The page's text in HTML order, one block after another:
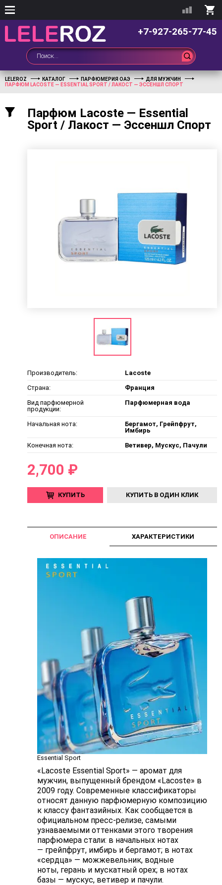
+7-927-265-77-45
LELEROZ КАТАЛОГ ПАРФЮМЕРИЯ ОАЭ
ДЛЯ МУЖЧИН
ПАРФЮМ LACOSTE — ESSENTIAL SPORT / ЛАКОСТ — ЭССЕНШЛ СПОРТ
Парфюм Lacoste — Essential
Sport / Лакост — Эссеншл Спорт
Производитель:
Lacoste
Страна:
Франция
Вид парфюмерной
продукции:
Парфюмерная вода
Начальная нота:
Бергамот, Грейпфрут,
Имбирь
Конечная нота:
Ветивер, Мускус, Пачули
2,700 ₽
КУПИТЬ КУПИТЬ В ОДИН КЛИК
ОПИСАНИЕ ХАРАКТЕРИСТИКИ
Essential Sport
«Lacoste Essential Sport» — аромат для
мужчин, выпущенный брендом «Lacoste» в
2009 году. Современные классификаторы
относят данную парфюмерную композицию
к классу фантазийных. Как сообщается в
официальном пресс-релизе, самыми
узнаваемыми оттенками этого творения
парфюмера стали: в начальных нотах
— грейпфрут, имбирь и бергамот; в нотах
«сердца» — можжевельник, водные
ноты, герань и мускатный орех; в нотах
базы — мускус, ветивер и пачули.